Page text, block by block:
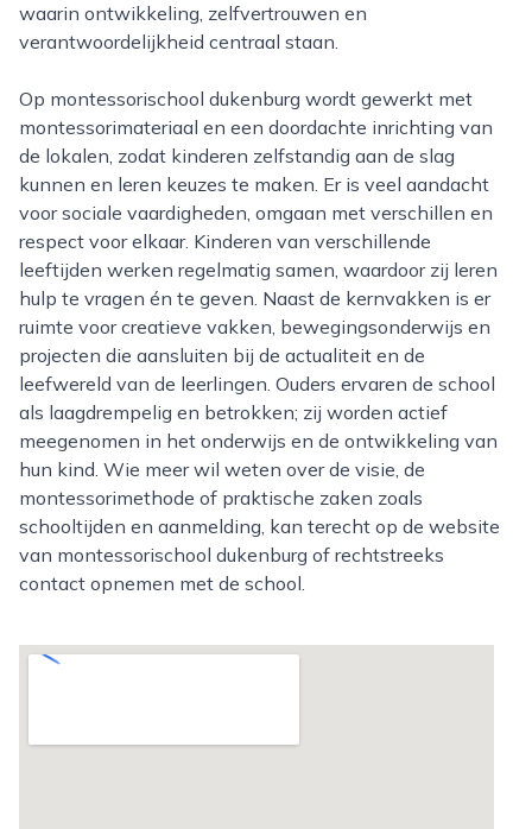
waarin ontwikkeling, zelfvertrouwen en
verantwoordelijkheid centraal staan.
Op montessorischool dukenburg wordt gewerkt met
montessorimateriaal en een doordachte inrichting van
de lokalen, zodat kinderen zelfstandig aan de slag
kunnen en leren keuzes te maken. Er is veel aandacht
voor sociale vaardigheden, omgaan met verschillen en
respect voor elkaar. Kinderen van verschillende
leeftijden werken regelmatig samen, waardoor zij leren
hulp te vragen én te geven. Naast de kernvakken is er
ruimte voor creatieve vakken, bewegingsonderwijs en
projecten die aansluiten bij de actualiteit en de
leefwereld van de leerlingen. Ouders ervaren de school
als laagdrempelig en betrokken; zij worden actief
meegenomen in het onderwijs en de ontwikkeling van
hun kind. Wie meer wil weten over de visie, de
montessorimethode of praktische zaken zoals
schooltijden en aanmelding, kan terecht op de website
van montessorischool dukenburg of rechtstreeks
contact opnemen met de school.